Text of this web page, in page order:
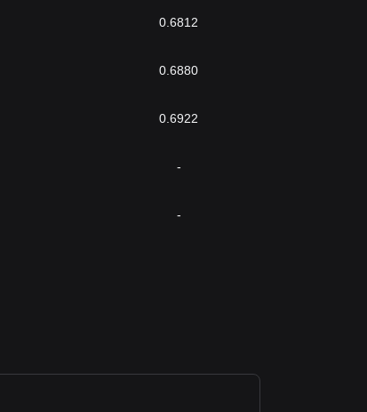
0.6812
0.6880
0.6922
-
-